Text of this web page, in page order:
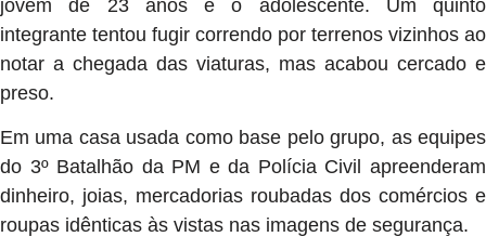
jovem de 23 anos e o adolescente. Um quinto
integrante tentou fugir correndo por terrenos vizinhos ao
notar a chegada das viaturas, mas acabou cercado e
preso.
Em uma casa usada como base pelo grupo, as equipes
do 3º Batalhão da PM e da Polícia Civil apreenderam
dinheiro, joias, mercadorias roubadas dos comércios e
roupas idênticas às vistas nas imagens de segurança.